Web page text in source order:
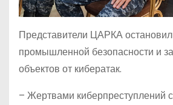
Представители ЦАРКА
промышленной безопасности и
объектов от кибератак.
– Жертвами киберпреступлений